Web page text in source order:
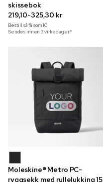
skissebok
219,10-325,30 kr
Bestill så få som10
Sendes innen 3 virkedager*
Moleskine® Metro PC-
ryggsekk med rullelukking 15